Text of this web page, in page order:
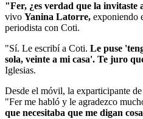
"Fer, ¿es verdad que la invitaste
vivo Yanina Latorre, exponiendo
periodista con Coti.
"Sí. Le escribí a Coti. Le puse
sola, veinte a mi casa'. Te juro
Iglesias.
Desde el móvil, la exparticipante
"Fer me habló y le agradezco
que necesitaba que me digan